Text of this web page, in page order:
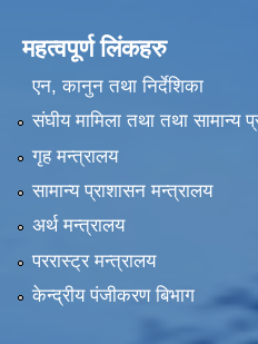
महत्वपूर्ण लिंकहरु
एन, कानुन तथा निर्देशिका
संघीय मामिला तथा तथा सामान्य
गृह मन्त्रालय
सामान्य प्राशासन मन्त्रालय
अर्थ मन्त्रालय
पररास्ट्र मन्त्रालय
केन्द्रीय पंजीकरण बिभाग